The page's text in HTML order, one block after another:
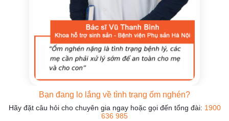
Bạn đang lo lắng về tình trạng ốm nghén?
Hãy đặt câu hỏi cho chuyên gia ngay hoặc gọi đến tổng đài: 1900
636 985